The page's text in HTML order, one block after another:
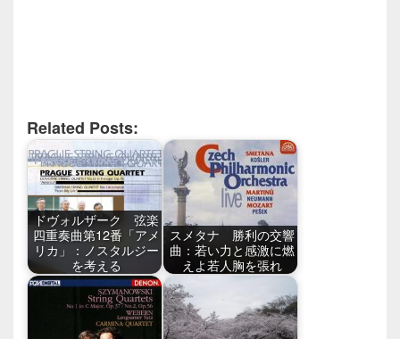
Related Posts:
ドヴォルザーク 弦楽
四重奏曲第12番「アメ
リカ」：ノスタルジー
を考える
スメタナ 勝利の交響
曲：若い力と感激に燃
えよ若人胸を張れ